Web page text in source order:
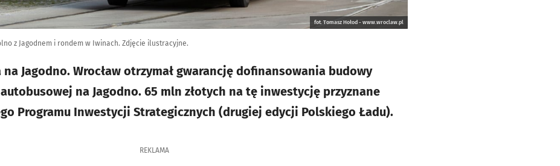
fot. Tomasz Hołod - www.wroclaw.pl
z Jagodnem i rondem w Iwinach. Zdjęcie ilustracyjne.
Jagodno. Wrocław otrzymał gwarancję dofinansowania budowy
na Jagodno. 65 mln złotych na tę inwestycję przyznane
Programu Inwestycji Strategicznych (drugiej edycji Polskiego Ładu).
REKLAMA